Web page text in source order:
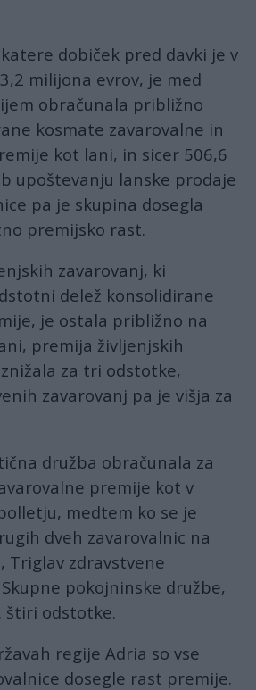
dobiček pred davki je v
milijona evrov, je med
obračunala približno
kosmate zavarovalne in
kot lani, in sicer 506,6
upoštevanju lanske prodaje
pa je skupina dosegla
premijsko rast.
zavarovanj, ki
delež konsolidirane
je ostala približno na
premija življenjskih
za tri odstotke,
zavarovanj pa je višja za
družba obračunala za
premije kot v
medtem ko se je
dveh zavarovalnic na
Triglav zdravstvene
pokojninske družbe,
štiri odstotke.
regije Adria so vse
dosegle rast premije.